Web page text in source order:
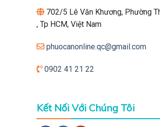
702/5 Lê Văn Khương, Phường
, Tp HCM, Việt Nam
phuocanonline.qc@gmail.com
0902 41 21 22
Kết Nối Với Chúng Tôi